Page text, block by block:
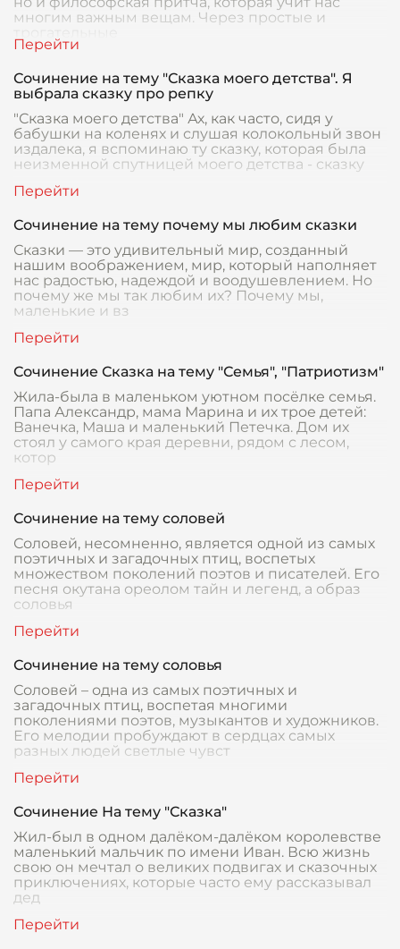
многим важным вещам. Через простые и
Сочинение на тему "Сказка моего детства". Я
выбрала сказку про репку
"Сказка моего детства" Ах, как часто, сидя у
бабушки на коленях и слушая колокольный звон
издалека, я вспоминаю ту сказку, которая была
неизменной спутницей моего детства - сказку
Сочинение на тему почему мы любим сказки
Сказки — это удивительный мир, созданный
нашим воображением, мир, который наполняет
нас радостью, надеждой и воодушевлением. Но
почему же мы так любим их? Почему мы,
маленькие и вз
Сочинение Сказка на тему "Семья", "Патриотизм"
Жила-была в маленьком уютном посёлке семья.
Папа Александр, мама Марина и их трое детей:
Ванечка, Маша и маленький Петечка. Дом их
стоял у самого края деревни, рядом с лесом,
котор
Сочинение на тему соловей
Соловей, несомненно, является одной из самых
поэтичных и загадочных птиц, воспетых
множеством поколений поэтов и писателей. Его
песня окутана ореолом тайн и легенд, а образ
соловья
Сочинение на тему соловья
Соловей – одна из самых поэтичных и
загадочных птиц, воспетая многими
поколениями поэтов, музыкантов и художников.
Его мелодии пробуждают в сердцах самых
разных людей светлые чувст
Сочинение На тему "Сказка"
Жил-был в одном далёком-далёком королевстве
маленький мальчик по имени Иван. Всю жизнь
свою он мечтал о великих подвигах и сказочных
приключениях, которые часто ему рассказывал
дед